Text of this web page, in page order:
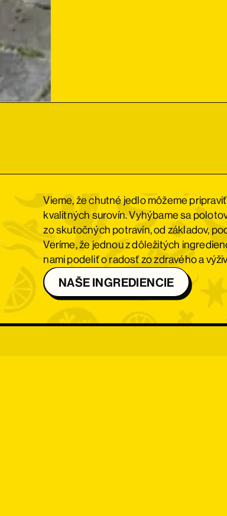
Vieme, že chutné jedlo môžeme
kvalitných surovín. Vyhýbame sa
zo skutočných potravín, od základov,
Veríme, že jednou z dôležitých
nami podeliť o radosť zo zdravého a
NAŠE INGREDIENCIE